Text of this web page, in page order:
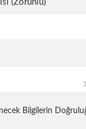
(Zorunlu)
Bilgilerin